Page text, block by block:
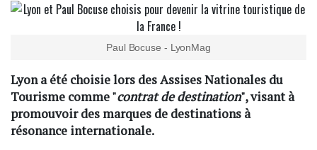
Paul Bocuse - LyonMag
Lyon a été choisie lors des Assises Nationales du
Tourisme comme "contrat de destination", visant à
promouvoir des marques de destinations à
résonance internationale.